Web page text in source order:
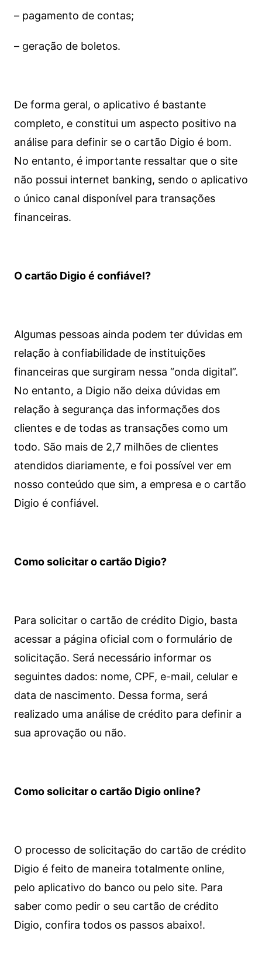
– pagamento de contas;
– geração de boletos.
De forma geral, o aplicativo é bastante
completo, e constitui um aspecto positivo na
análise para definir se o cartão Digio é bom.
No entanto, é importante ressaltar que o site
não possui internet banking, sendo o aplicativo
o único canal disponível para transações
financeiras.
O cartão Digio é confiável?
Algumas pessoas ainda podem ter dúvidas em
relação à confiabilidade de instituições
financeiras que surgiram nessa “onda digital”.
No entanto, a Digio não deixa dúvidas em
relação à segurança das informações dos
clientes e de todas as transações como um
todo. São mais de 2,7 milhões de clientes
atendidos diariamente, e foi possível ver em
nosso conteúdo que sim, a empresa e o cartão
Digio é confiável.
Como solicitar o cartão Digio?
Para solicitar o cartão de crédito Digio, basta
acessar a página oficial com o formulário de
solicitação. Será necessário informar os
seguintes dados: nome, CPF, e-mail, celular e
data de nascimento. Dessa forma, será
realizado uma análise de crédito para definir a
sua aprovação ou não.
Como solicitar o cartão Digio online?
O processo de solicitação do cartão de crédito
Digio é feito de maneira totalmente online,
pelo aplicativo do banco ou pelo site. Para
saber como pedir o seu cartão de crédito
Digio, confira todos os passos abaixo!.